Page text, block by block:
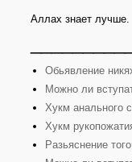
Аллах знает лучше.
Обьявление
Можно ли
Хукм анального
Хукм
Разьяснение